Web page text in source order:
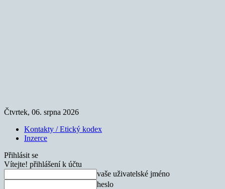
Čtvrtek, 06. srpna 2026
Kontakty / Etický kodex
Inzerce
Přihlásit se
Vítejte! přihlášení k účtu
vaše uživatelské jméno
heslo